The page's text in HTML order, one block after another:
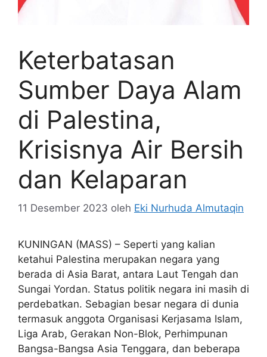
Keterbatasan
Sumber Daya Alam
di Palestina,
Krisisnya Air Bersih
dan Kelaparan
11 Desember 2023 oleh Eki Nurhuda Almutaqin
KUNINGAN (MASS) – Seperti yang kalian
ketahui Palestina merupakan negara yang
berada di Asia Barat, antara Laut Tengah dan
Sungai Yordan. Status politik negara ini masih di
perdebatkan. Sebagian besar negara di dunia
termasuk anggota Organisasi Kerjasama Islam,
Liga Arab, Gerakan Non-Blok, Perhimpunan
Bangsa-Bangsa Asia Tenggara, dan beberapa